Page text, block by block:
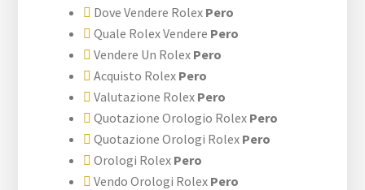
Dove Vendere Rolex Pero
Quale Rolex Vendere Pero
Vendere Un Rolex Pero
Acquisto Rolex Pero
Valutazione Rolex Pero
Quotazione Orologio Rolex Pero
Quotazione Orologi Rolex Pero
Orologi Rolex Pero
Vendo Orologi Rolex Pero